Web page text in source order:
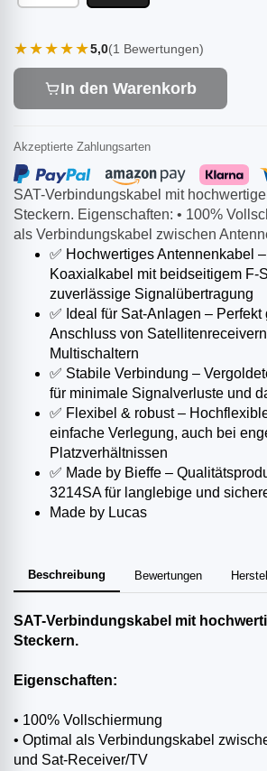
SAT-Verbindungskabel mit
Steckern. Eigenschaften: • 100%
als Verbindungskabel zwischen
✅ Hochwertiges Antennenkabel
Koaxialkabel mit beidseitigem F-
zuverlässige Signalübertragung
✅ Ideal für Sat-Anlagen – Perfekt
Anschluss von
Multischaltern
✅ Stabile Verbindung –
für minimale Signalverluste und
✅ Flexibel & robust –
einfache Verlegung, auch bei
Platzverhältnissen
✅ Made by Bieffe –
3214SA für langlebige und
Made by Lucas
Beschreibung Bewertungen
SAT-Verbindungskabel mit
Steckern.
Eigenschaften:
• 100% Vollschiermung
• Optimal als Verbindungskabel
und Sat-Receiver/TV
★★★★★5,0(1 Bewertungen)
In den Warenkorb
Akzeptierte Zahlungsarten